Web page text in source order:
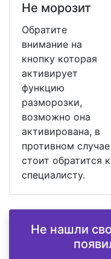
Не морозит
Обратите
внимание на
кнопку которая
активирует
функцию
разморозки,
возможно она
активирована, в
противном случае
стоит обратится к
специалисту.
Не нашли